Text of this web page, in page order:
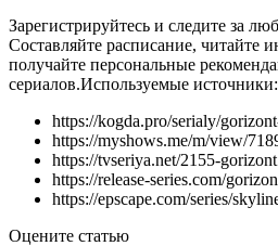
Зарегистрируйтесь и следите за
Составляйте расписание, читайте
получайте персональные
сериалов.Используемые источники:
https://kogda.pro/serialy/
https://myshows.me/m/view/
https://tvseriya.net/2155-
https://release-series.com/
https://epscape.com/series/
Оцените статью